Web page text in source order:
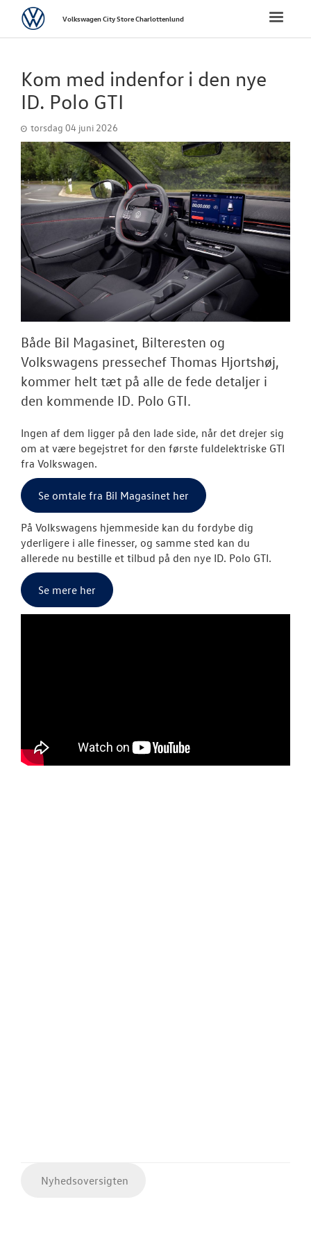
NYE
VÆRKSTED
TILBEHØR
NYHEDER
Aktuelt
OM OS
JOB OG
Toggle
VolkswagenVolkswagen City Store Charlottenlund
Kom med indenfor i den nye
ID. Polo GTI
torsdag 04 juni 2026
Både Bil Magasinet, Bilteresten og
Volkswagens pressechef Thomas Hjortshøj,
kommer helt tæt på alle de fede detaljer i
den kommende ID. Polo GTI.
Ingen af dem ligger på den lade side, når det drejer sig
om at være begejstret for den første fuldelektriske GTI
fra Volkswagen.
Se omtale fra Bil Magasinet her
På Volkswagens hjemmeside kan du fordybe dig
yderligere i alle finesser, og samme sted kan du
allerede nu bestille et tilbud på den nye ID. Polo GTI.
Se mere her
Nyhedsoversigten